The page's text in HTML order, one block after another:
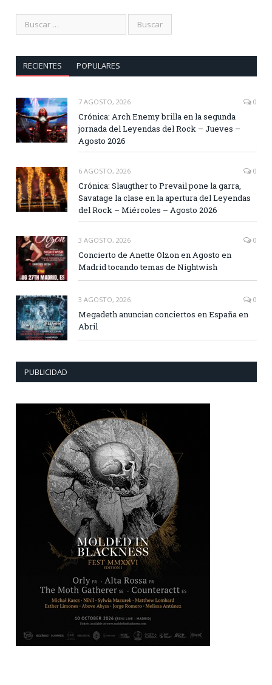
RECIENTES POPULARES
7 AGOSTO, 2026 0
Crónica: Arch Enemy brilla en la segunda
jornada del Leyendas del Rock – Jueves –
Agosto 2026
6 AGOSTO, 2026 0
Crónica: Slaugther to Prevail pone la garra,
Savatage la clase en la apertura del Leyendas
del Rock – Miércoles – Agosto 2026
3 AGOSTO, 2026 0
Concierto de Anette Olzon en Agosto en
Madrid tocando temas de Nightwish
3 AGOSTO, 2026 0
Megadeth anuncian conciertos en España en
Abril
PUBLICIDAD